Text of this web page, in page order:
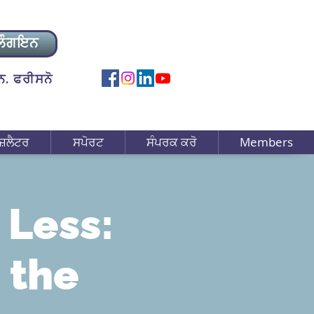
ਫਰੀਸਨੋ
ਸਪੋਰਟ ਸੰਪਰਕ ਕਰੋ Members
the